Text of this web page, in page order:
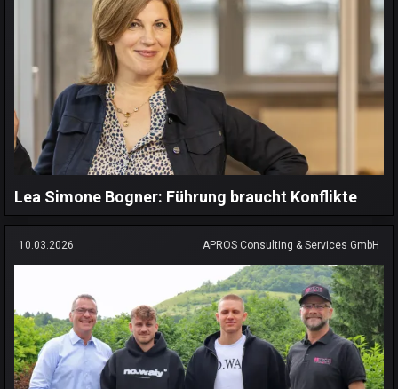
Lea Simone Bogner: Führung braucht Konflikte
10.03.2026 APROS Consulting & Services GmbH